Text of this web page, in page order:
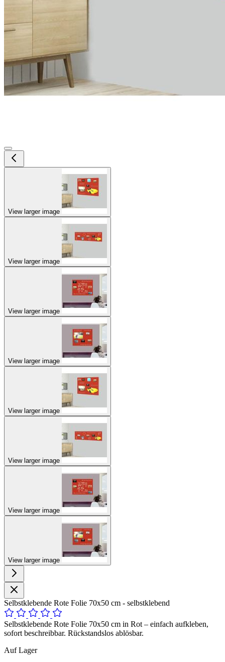
View larger image
View larger image
View larger image
View larger image
View larger image
View larger image
View larger image
View larger image
Selbstklebende Rote Folie 70x50 cm - selbstklebend
Selbstklebende Rote Folie 70x50 cm in Rot – einfach aufkleben,
sofort beschreibbar. Rückstandslos ablösbar.
Auf Lager